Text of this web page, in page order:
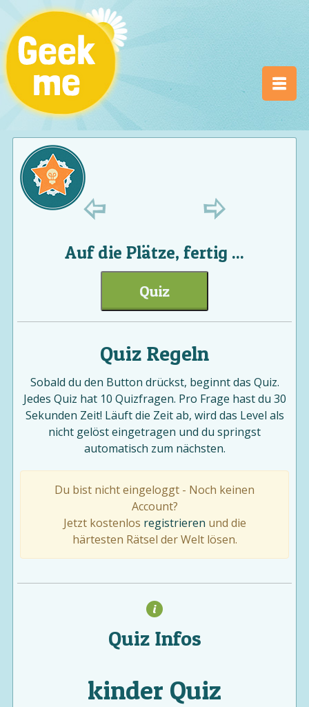
Auf die Plätze, fertig ...
Quiz
Quiz Regeln
Sobald du den Button drückst, beginnt das Quiz.
Jedes Quiz hat 10 Quizfragen. Pro Frage hast du 30
Sekunden Zeit! Läuft die Zeit ab, wird das Level als
nicht gelöst eingetragen und du springst
automatisch zum nächsten.
Du bist nicht eingeloggt - Noch keinen
Account?
Jetzt kostenlos registrieren und die
härtesten Rätsel der Welt lösen.
Quiz Infos
kinder Quiz